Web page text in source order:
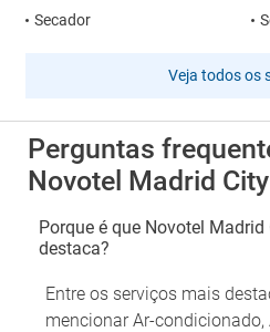
Secador
Veja todos os
Perguntas
Novotel Madrid
Porque é que Novotel
destaca?
Entre os serviços mais
mencionar Ar-